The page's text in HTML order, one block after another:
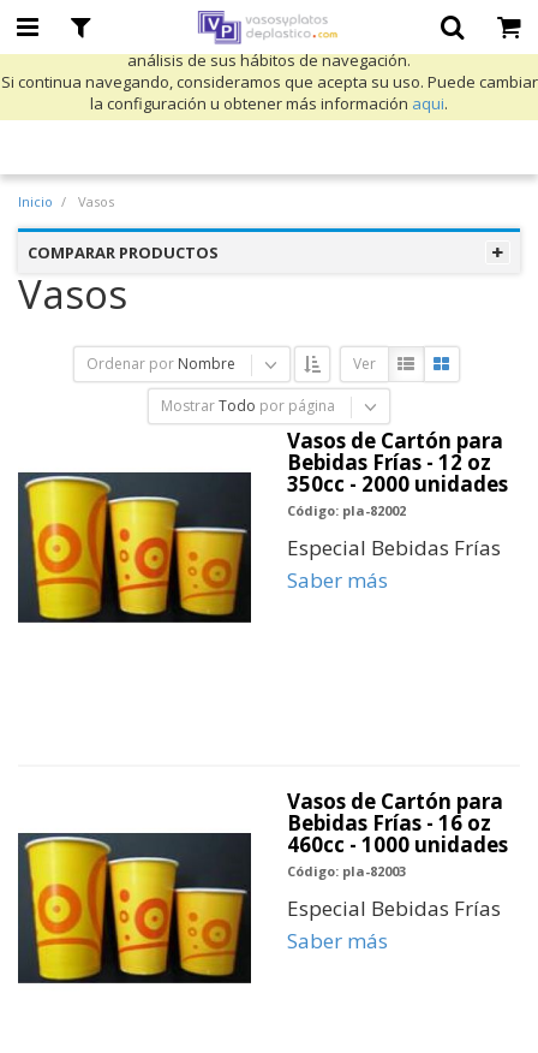
Utilizamos cookies propias y de terceros para mejorar nuestros servicios
y mostrarle publicidad relacionada con sus preferencias mediante el
análisis de sus hábitos de navegación.
Si continua navegando, consideramos que acepta su uso. Puede cambiar
la configuración u obtener más información aqui.
Inicio Vasos
COMPARAR PRODUCTOS
Vasos
Ordenar por Nombre Ver
MostrarTodo por página
Vasos de Cartón para
Bebidas Frías - 12 oz
350cc - 2000 unidades
Código: pla-82002
Especial Bebidas Frías
Saber más
Vasos de Cartón para
Bebidas Frías - 16 oz
460cc - 1000 unidades
Código: pla-82003
Especial Bebidas Frías
Saber más